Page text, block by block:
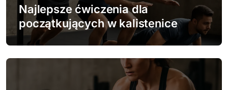
Najlepsze ćwiczenia dla
początkujących w kalistenice